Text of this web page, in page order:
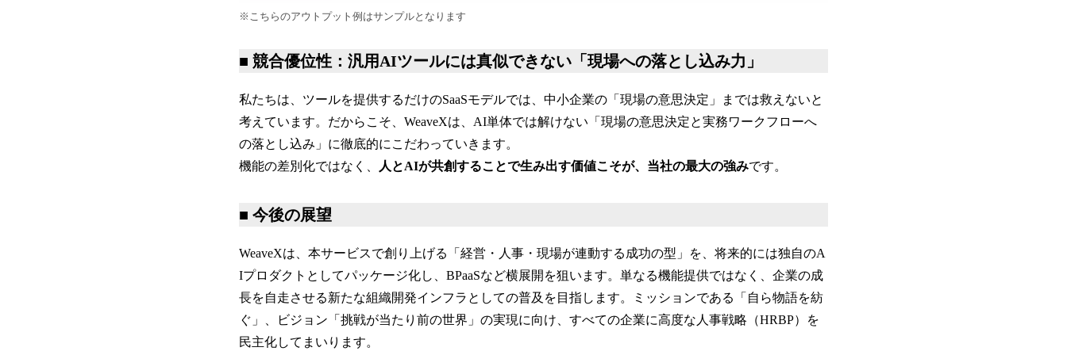
※こちらのアウトプット例はサンプルとなります
■ 競合優位性：汎用AIツールには真似できない「現場への落とし込み力」
私たちは、ツールを提供するだけのSaaSモデルでは、中小企業の「現場の意思決定」までは救えないと
考えています。だからこそ、WeaveXは、AI単体では解けない「現場の意思決定と実務ワークフローへ
の落とし込み」に徹底的にこだわっていきます。
機能の差別化ではなく、
人とAIが共創することで生み出す価値こそが、当社の最大の強みです。
■ 今後の展望
WeaveXは、本サービスで創り上げる「経営・人事・現場が連動する成功の型」を、将来的には独自のA
Iプロダクトとしてパッケージ化し、BPaaSなど横展開を狙います。単なる機能提供ではなく、企業の成
長を自走させる新たな組織開発インフラとしての普及を目指します。ミッションである「自ら物語を紡
ぐ」、ビジョン「挑戦が当たり前の世界」の実現に向け、すべての企業に高度な人事戦略（HRBP）を
民主化してまいります。